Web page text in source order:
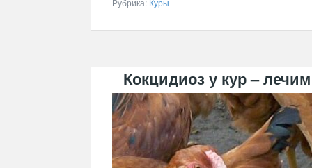
Рубрика: Куры
Кокцидиоз у кур –